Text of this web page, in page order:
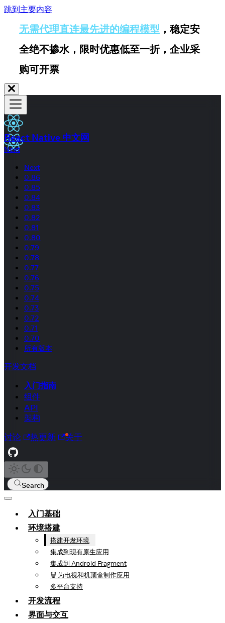
跳到主要内容
无需代理直连最先进的编程模型 ，稳定安
全绝不掺水，限时优惠低至一折，企业采
购可开票
React Native 中文网
Next
Next
0.86
0.85
0.84
0.83
0.82
0.81
0.80
0.79
0.78
0.77
0.76
0.75
0.74
0.73
0.72
0.71
0.70
所有版本
开发文档
入门指南
组件
API
架构
讨论 热更新 关于
Search
入门基础
环境搭建
搭建开发环境
集成到现有原生应用
集成到 Android Fragment
🗑️ 为电视和机顶盒制作应用
多平台支持
开发流程
界面与交互